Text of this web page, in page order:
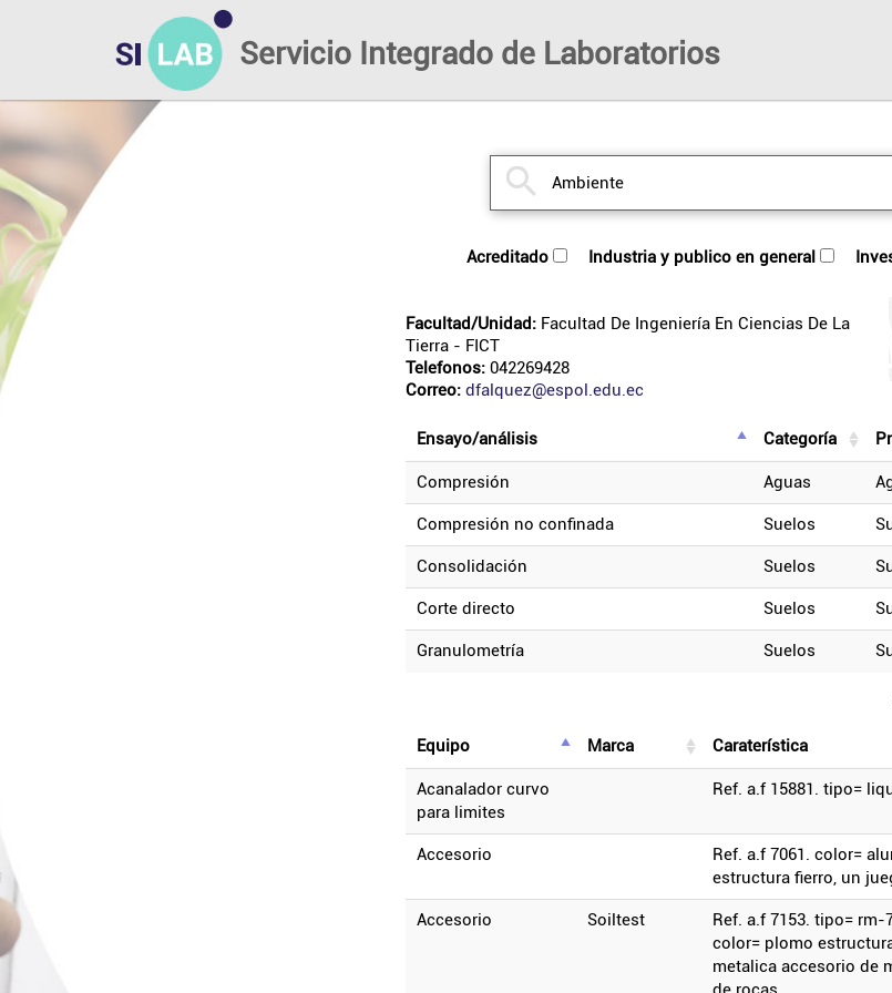
Servicio Integrado de Laboratorios
acreditado industria y publico en general
Facultad/Unidad: Facultad De Ingeniería En Ciencias De La
Tierra - FICT
Telefonos: 042269428
Correo: dfalquez@espol.edu.ec
ensayo/análisis categoría
compresión aguas
compresión no confinada suelos
consolidación suelos
corte directo suelos
granulometría suelos
equipo marca caraterística
acanalador curvo
para limites
ref. a.f 15881. tipo=
accesorio
ref. a.f 7061. color= aluminio
estructura fierro, un
accesorio soiltest
ref. a.f 7153. tipo= rm-710
color= plomo
metalica accesorio de